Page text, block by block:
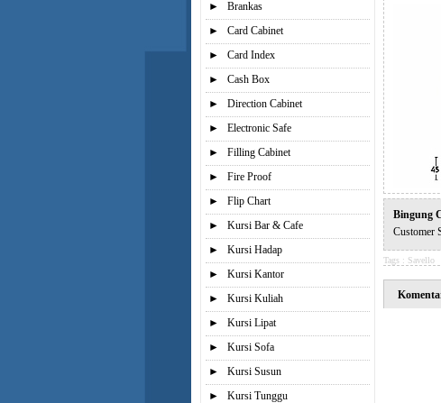
Bingung
Customer
Tags : Savello
►
Brankas
►
Card Cabinet
►
Card Index
►
Cash Box
►
Direction Cabinet
►
Electronic Safe
►
Filling Cabinet
►
Fire Proof
►
Flip Chart
►
Kursi Bar & Cafe
►
Kursi Hadap
►
Kursi Kantor
►
Kursi Kuliah
►
Kursi Lipat
►
Kursi Sofa
►
Kursi Susun
►
Kursi Tunggu